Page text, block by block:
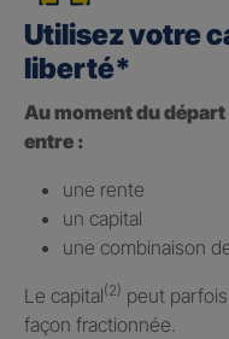
Utilisez votre
liberté*
Au moment du
entre :
une rente
un capital
une combinaison
Le capital(2) peut
façon fractionnée.